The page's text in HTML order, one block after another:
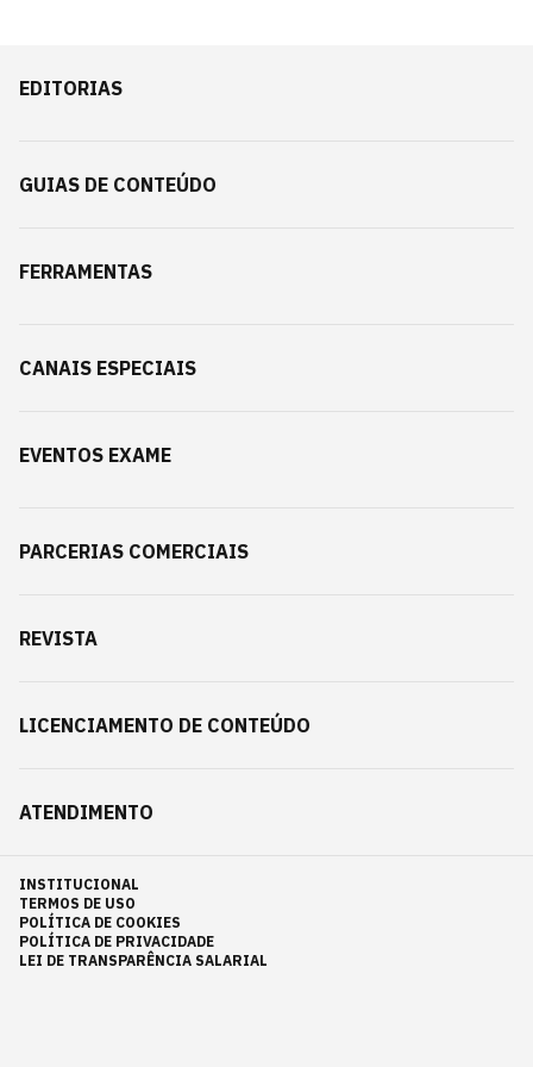
EDITORIAS
GUIAS DE CONTEÚDO
FERRAMENTAS
CANAIS ESPECIAIS
EVENTOS EXAME
PARCERIAS COMERCIAIS
REVISTA
LICENCIAMENTO DE CONTEÚDO
ATENDIMENTO
INSTITUCIONAL
TERMOS DE USO
POLÍTICA DE COOKIES
POLÍTICA DE PRIVACIDADE
LEI DE TRANSPARÊNCIA SALARIAL